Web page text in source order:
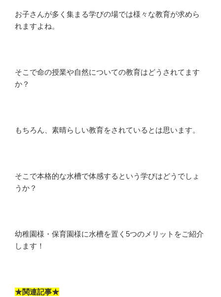
お子さんが多く集まる学びの場では様々な教育が求めら
れますよね。
そこで命の授業や自然についての教育はどうされてます
か？
もちろん、素晴らしい教育をされているとは思います。
そこで本格的な水槽で体感するという学びはどうでしょ
うか？
幼稚園様・保育園様に水槽を置く5つのメリットをご紹介
します！
★関連記事★